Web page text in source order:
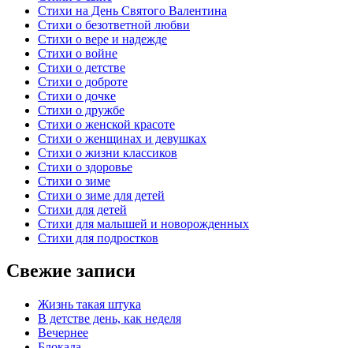
Стихи на День Святого Валентина
Стихи о безответной любви
Стихи о вере и надежде
Стихи о войне
Стихи о детстве
Стихи о доброте
Стихи о дочке
Стихи о дружбе
Стихи о женской красоте
Стихи о женщинах и девушках
Стихи о жизни классиков
Стихи о здоровье
Стихи о зиме
Стихи о зиме для детей
Стихи для детей
Стихи для малышей и новорожденных
Стихи для подростков
Свежие записи
Жизнь такая штука
В детстве день, как неделя
Вечернее